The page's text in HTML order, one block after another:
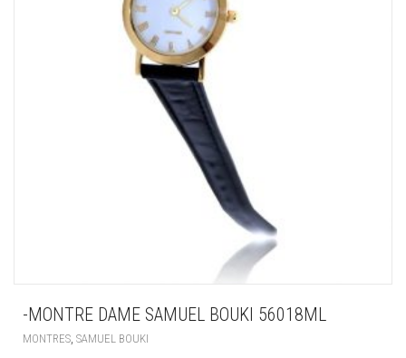
-MONTRE DAME SAMUEL BOUKI 56018ML
MONTRES SAMUEL BOUKI